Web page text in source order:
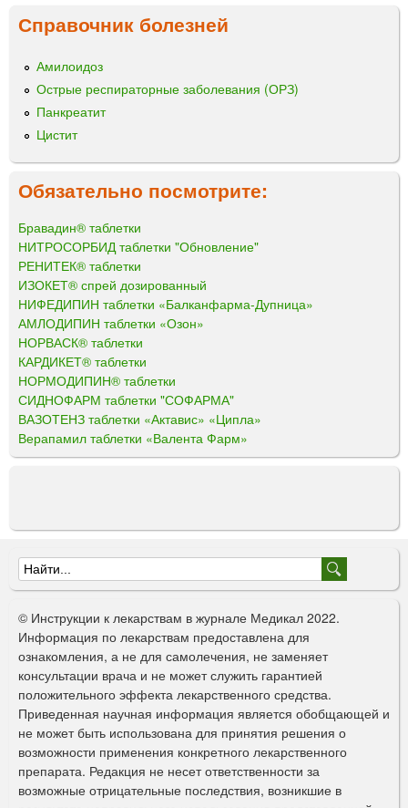
Справочник болезней
Амилоидоз
Острые респираторные заболевания (ОРЗ)
Панкреатит
Цистит
Обязательно посмотрите:
Бравадин® таблетки
НИТРОСОРБИД таблетки "Обновление"
РЕНИТЕК® таблетки
ИЗОКЕТ® спрей дозированный
НИФЕДИПИН таблетки «Балканфарма-Дупница»
АМЛОДИПИН таблетки «Озон»
НОРВАСК® таблетки
КАРДИКЕТ® таблетки
НОРМОДИПИН® таблетки
СИДНОФАРМ таблетки "СОФАРМА"
ВАЗОТЕНЗ таблетки «Актавис» «Ципла»
Верапамил таблетки «Валента Фарм»
Ф
о
р
м
а
п
о
и
© Инструкции к лекарствам в журнале Медикал 2022.
Информация по лекарствам предоставлена для
ознакомления, а не для самолечения, не заменяет
консультации врача и не может служить гарантией
положительного эффекта лекарственного средства.
Приведенная научная информация является обобщающей и
не может быть использована для принятия решения о
возможности применения конкретного лекарственного
препарата. Редакция не несет ответственности за
возможные отрицательные последствия, возникшие в